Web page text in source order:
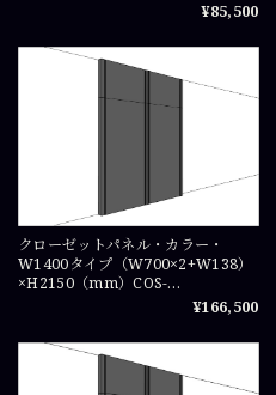
¥85,500
クローゼットパネル・カラー・
W1400タイプ（W700×2+W138）
×H2150（mm）COS-
¥166,500